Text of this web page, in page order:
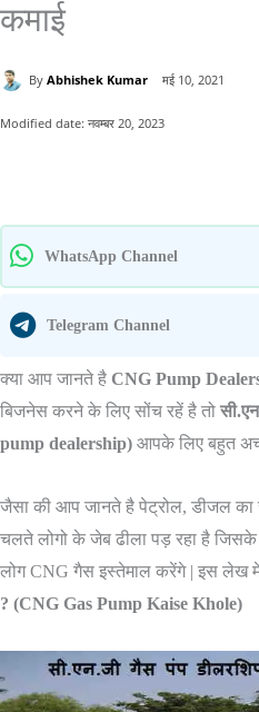
कमाई
By Abhishek Kumar मई 10, 2021
Modified date: नवम्बर 20, 2023
WhatsApp Channel
Telegram Channel
क्या आप जानते है CNG Pump
बिजनेस करने के लिए सोंच रहें है तो
pump dealership) आपके लिए बहुत
जैसा की आप जानते है पेट्रोल, डीजल का
चलते लोगो के जेब ढीला पड़ रहा है
लोग CNG गैस इस्तेमाल करेंगे | इस लेख
? (CNG Gas Pump Kaise Khole)